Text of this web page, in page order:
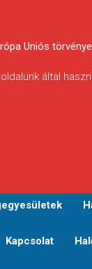
Kapcsolat
Uniós
által